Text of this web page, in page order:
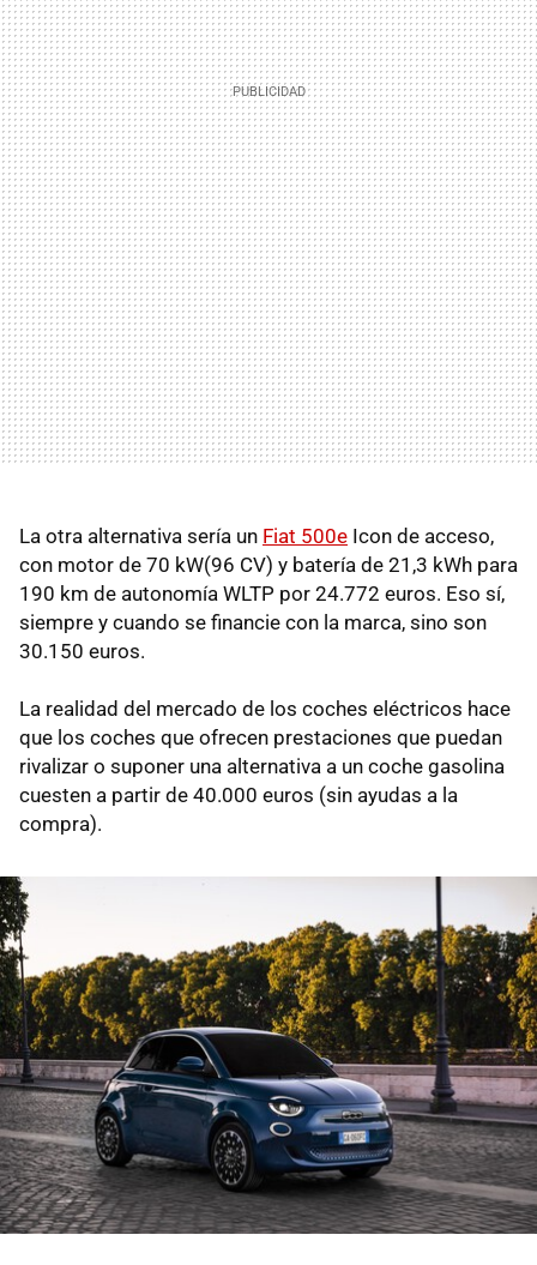
La otra alternativa sería un Fiat 500e Icon de acceso,
con motor de 70 kW(96 CV) y batería de 21,3 kWh para
190 km de autonomía WLTP por 24.772 euros. Eso sí,
siempre y cuando se financie con la marca, sino son
30.150 euros.
La realidad del mercado de los coches eléctricos hace
que los coches que ofrecen prestaciones que puedan
rivalizar o suponer una alternativa a un coche gasolina
cuesten a partir de 40.000 euros (sin ayudas a la
compra).